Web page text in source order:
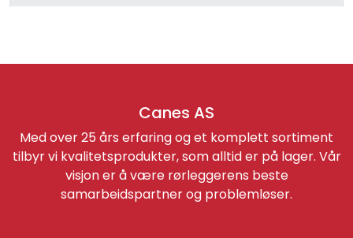
Canes AS
Med over 25 års erfaring og et komplett sortiment
tilbyr vi kvalitetsprodukter, som alltid er på lager. Vår
visjon er å være rørleggerens beste
samarbeidspartner og problemløser.